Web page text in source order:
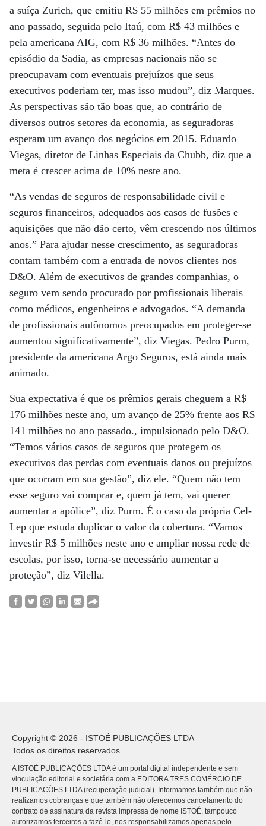
a suíça Zurich, que emitiu R$ 55 milhões em prêmios no
ano passado, seguida pelo Itaú, com R$ 43 milhões e
pela americana AIG, com R$ 36 milhões. “Antes do
episódio da Sadia, as empresas nacionais não se
preocupavam com eventuais prejuízos que seus
executivos poderiam ter, mas isso mudou”, diz Marques.
As perspectivas são tão boas que, ao contrário de
diversos outros setores da economia, as seguradoras
esperam um avanço dos negócios em 2015. Eduardo
Viegas, diretor de Linhas Especiais da Chubb, diz que a
meta é crescer acima de 10% neste ano.
“As vendas de seguros de responsabilidade civil e
seguros financeiros, adequados aos casos de fusões e
aquisições que não dão certo, vêm crescendo nos últimos
anos.” Para ajudar nesse crescimento, as seguradoras
contam também com a entrada de novos clientes nos
D&O. Além de executivos de grandes companhias, o
seguro vem sendo procurado por profissionais liberais
como médicos, engenheiros e advogados. “A demanda
de profissionais autônomos preocupados em proteger-se
aumentou significativamente”, diz Viegas. Pedro Purm,
presidente da americana Argo Seguros, está ainda mais
animado.
Sua expectativa é que os prêmios gerais cheguem a R$
176 milhões neste ano, um avanço de 25% frente aos R$
141 milhões no ano passado., impulsionado pelo D&O.
“Temos vários casos de seguros que protegem os
executivos das perdas com eventuais danos ou prejuízos
que ocorram em sua gestão”, diz ele. “Quem não tem
esse seguro vai comprar e, quem já tem, vai querer
aumentar a apólice”, diz Purm. É o caso da própria Cel-
Lep que estuda duplicar o valor da cobertura. “Vamos
investir R$ 5 milhões neste ano e ampliar nossa rede de
escolas, por isso, torna-se necessário aumentar a
proteção”, diz Vilella.
Copyright © 2026 - ISTOÉ PUBLICAÇÕES LTDA
Todos os direitos reservados.
A ISTOÉ PUBLICAÇÕES LTDA é um portal digital independente e sem
vinculação editorial e societária com a EDITORA TRES COMÉRCIO DE
PUBLICACÕES LTDA (recuperação judicial). Informamos também que não
realizamos cobranças e que também não oferecemos cancelamento do
contrato de assinatura da revista impressa de nome ISTOÉ, tampouco
autorizamos terceiros a fazê-lo, nos responsabilizamos apenas pelo